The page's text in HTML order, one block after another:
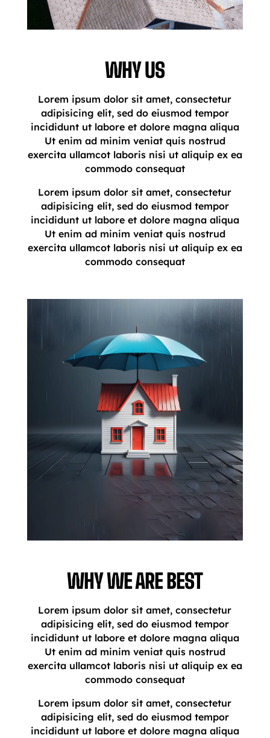
WHY US
Lorem ipsum dolor sit amet, consectetur
adipisicing elit, sed do eiusmod tempor
incididunt ut labore et dolore magna aliqua
Ut enim ad minim veniat quis nostrud
exercita ullamcot laboris nisi ut aliquip ex ea
commodo consequat
Lorem ipsum dolor sit amet, consectetur
adipisicing elit, sed do eiusmod tempor
incididunt ut labore et dolore magna aliqua
Ut enim ad minim veniat quis nostrud
exercita ullamcot laboris nisi ut aliquip ex ea
commodo consequat
WHY WE ARE BEST
Lorem ipsum dolor sit amet, consectetur
adipisicing elit, sed do eiusmod tempor
incididunt ut labore et dolore magna aliqua
Ut enim ad minim veniat quis nostrud
exercita ullamcot laboris nisi ut aliquip ex ea
commodo consequat
Lorem ipsum dolor sit amet, consectetur
adipisicing elit, sed do eiusmod tempor
incididunt ut labore et dolore magna aliqua